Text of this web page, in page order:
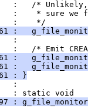
:   /*
:    * sure we
:    */
:
:
:   /* Emit
:
:
: }
:
: static void
: